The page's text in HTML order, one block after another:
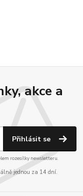
akce a
Přihlásit se
rozesílky newsletteru.
jednou za 14 dní.